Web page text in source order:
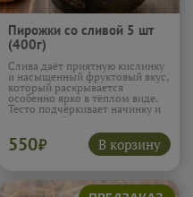
Пирожки со сливой 5 шт
(400г)
Слива даёт приятную кислинку
и насыщенный фруктовый вкус,
который раскрывается
особенно ярко в тёплом виде.
Тесто подчёркивает начинку и
смягчает её яркость, создавая
ровный баланс. Эти пирожки
приятно освежают и оставляют
лёгкое фруктовое послевкусие.
550₽ В корзину